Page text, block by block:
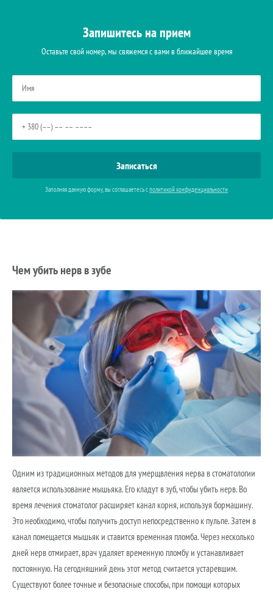
Запишитесь на прием
Оставьте свой номер, мы свяжемся с вами в ближайшее время
Заполняя данную форму, вы соглашаетесь сполитикой конфиденциальности
Чем убить нерв в зубе
Одним из традиционных методов для умерщвления нерва в стоматологии
является использование мышьяка. Его кладут в зуб, чтобы убить нерв. Во
время лечения стоматолог расширяет канал корня, используя бормашину.
Это необходимо, чтобы получить доступ непосредственно к пульпе. Затем в
канал помещается мышьяк и ставится временная пломба. Через несколько
дней нерв отмирает, врач удаляет временную пломбу и устанавливает
постоянную. На сегодняшний день этот метод считается устаревшим.
Существуют более точные и безопасные способы, при помощи которых